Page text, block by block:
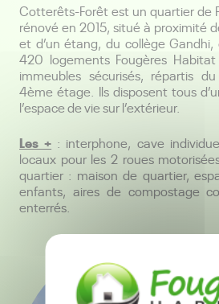
Cotterêts-Forêt est un quartier de
rénové en 2015, situé à proximité
et d’un étang, du collège
420 logements Fougères
immeubles sécurisés, répartis
4ème étage. Ils disposent tous
l’espace de vie sur l’extérieur.
Les + : interphone, cave
locaux pour les 2 roues
quartier : maison de quartier,
enfants, aires de compostage
enterrés.